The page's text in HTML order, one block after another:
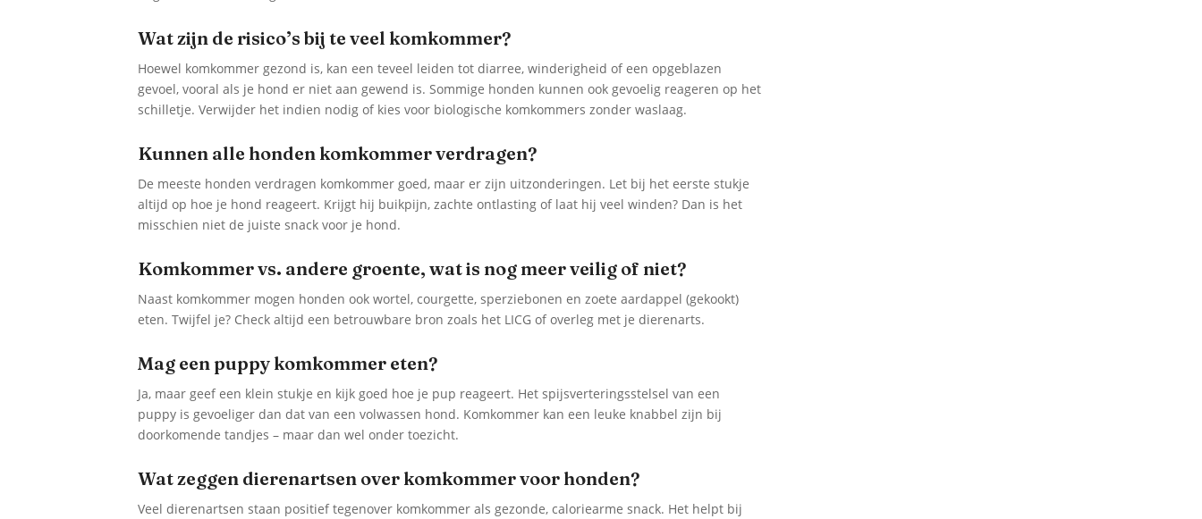
Wat zijn de risico’s bij te veel komkommer?
Hoewel komkommer gezond is, kan een teveel leiden tot diarree, winderigheid of een opgeblazen
gevoel, vooral als je hond er niet aan gewend is. Sommige honden kunnen ook gevoelig reageren op het
schilletje. Verwijder het indien nodig of kies voor biologische komkommers zonder waslaag.
Kunnen alle honden komkommer verdragen?
De meeste honden verdragen komkommer goed, maar er zijn uitzonderingen. Let bij het eerste stukje
altijd op hoe je hond reageert. Krijgt hij buikpijn, zachte ontlasting of laat hij veel winden? Dan is het
misschien niet de juiste snack voor je hond.
Komkommer vs. andere groente, wat is nog meer veilig of niet?
Naast komkommer mogen honden ook wortel, courgette, sperziebonen en zoete aardappel (gekookt)
eten. Twijfel je? Check altijd een betrouwbare bron zoals het LICG of overleg met je dierenarts.
Mag een puppy komkommer eten?
Ja, maar geef een klein stukje en kijk goed hoe je pup reageert. Het spijsverteringsstelsel van een
puppy is gevoeliger dan dat van een volwassen hond. Komkommer kan een leuke knabbel zijn bij
doorkomende tandjes – maar dan wel onder toezicht.
Wat zeggen dierenartsen over komkommer voor honden?
Veel dierenartsen staan positief tegenover komkommer als gezonde, caloriearme snack. Het helpt bij